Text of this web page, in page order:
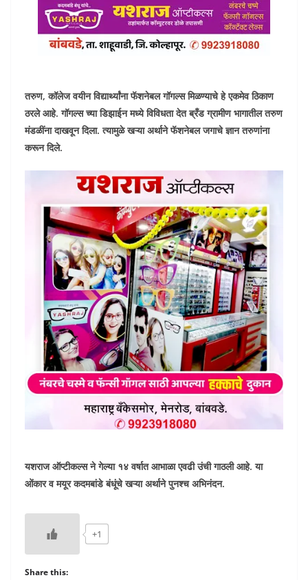
तरुण, कॉलेज वयीन विद्यार्थ्यांना फॅशनेबल गॉगल्स मिळण्याचे हे एकमेव ठिकाण
ठरले आहे. गॉगल्स च्या डिझाईन मध्ये विविधता देत ब्रँड ग्रामीण भागातील तरुण
मंडळींना दाखवून दिला. त्यामुळे खऱ्या अर्थाने फॅशनेबल जगाचे ज्ञान तरुणांना
करून दिले.
यशराज ऑप्टीकल्स ने गेल्या १४ वर्षात आभाळा एवढी उंची गाठली आहे. या
ओंकार व मयूर कदमबांडे बंधूंचे खऱ्या अर्थाने पुनश्च अभिनंदन.
+1
Share this: